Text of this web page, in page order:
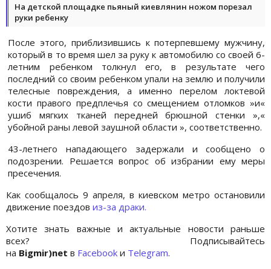
На детской площадке пьяный киевлянин ножом порезал
руки ребенку
После этого, приблизившись к потерпевшему мужчину,
который в то время шел за руку к автомобилю со своей 6-
летним ребенком толкнул его, в результате чего
последний со своим ребенком упали на землю и получили
телесные повреждения, а именно перелом локтевой
кости правого предплечья со смещением отломков »и«
ушиб мягких тканей передней брюшной стенки »,«
убойной раны левой заушной области », соответственно.
43-летнего нападающего задержали и сообщено о
подозрении. Решается вопрос об избрании ему меры
пресечения.
Как сообщалось 9 апреля, в киевском метро остановили
движение поездов из-за драки.
Хотите знать важные и актуальные новости раньше
всех? Подписывайтесь
на Bigmir)net в Facebook и Telegram.